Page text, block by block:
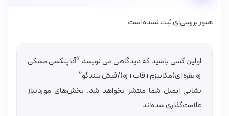
هنوز بررسی‌ای ثبت نشده است.
اولین کسی باشید که دیدگاهی می نویسد “آداپلکسی مشکی
زه نقره ای(مکانیزم+قاب+زه)/فیش بلندگو”
نشانی ایمیل شما منتشر نخواهد شد. بخش‌های موردنیاز
علامت‌گذاری شده‌اند